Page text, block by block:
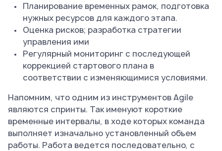
Планирование временных рамок, подготовка
нужных ресурсов для каждого этапа.
Оценка рисков; разработка стратегии
управления ими
Регулярный мониторинг с последующей
коррекцией стартового плана в
соответствии с изменяющимися условиями.
Напомним, что одним из инструментов Agile
являются спринты. Так именуют короткие
временные интервалы, в ходе которых команда
выполняет изначально установленный объем
работы. Работа ведется последовательно, с